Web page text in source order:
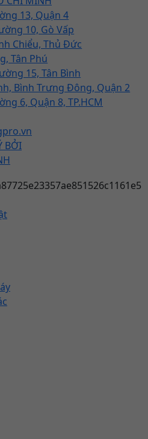
13, Quận 4
10, Gò Vấp
Chiểu, Thủ Đức
Tân Phú
15, Tân Bình
Bình Trưng Đông, Quận 2
6, Quận 8, TP.HCM
BỞI